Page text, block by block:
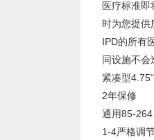
医疗标准
时为您提供
IPD的所有
同设施不会
紧凑型
2年保修
通用85-264
1-4严格调